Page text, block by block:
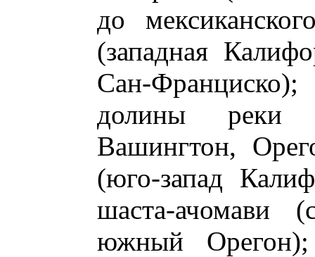
до
(западная
Сан-
долины реки
Вашингтон,
(юго-запад
шаста-ачомави
южный Орегон);